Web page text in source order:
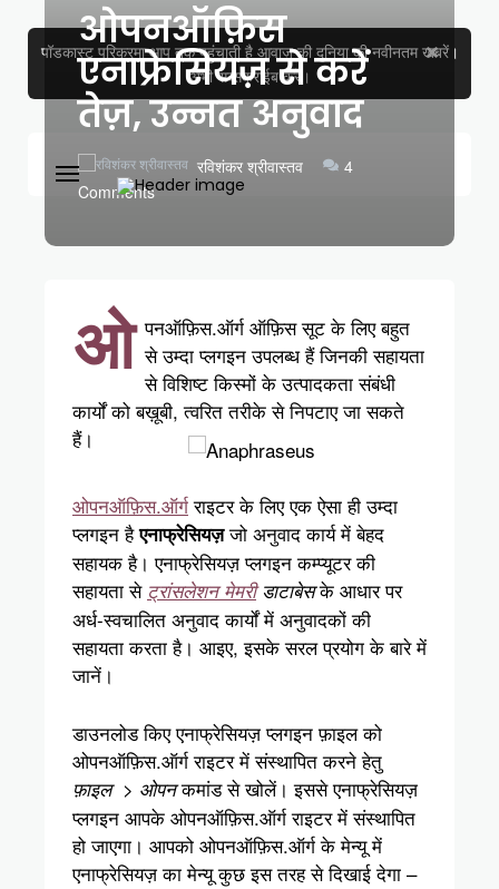
पॉडकास्ट परिक्रमा आप तक पहुंचाती है आवाज़ की दुनिया की नवीनतम खबरें।
अभी सब्सक्राईब करें।
ओपनऑफ़िस
एनाफ्रेसियज़ से करें
तेज़, उन्नत अनुवाद
रविशंकर श्रीवास्तव
4
Comments
ओ पनऑफ़िस.ऑर्ग ऑफ़िस सूट के लिए बहुत
से उम्दा प्लगइन उपलब्ध हैं जिनकी सहायता
से विशिष्ट किस्मों के उत्पादकता संबंधी
कार्यों को बख़ूबी, त्वरित तरीके से निपटाए जा सकते
हैं।
ओपनऑफ़िस.ऑर्गराइटर के लिए एक ऐसा ही उम्दा
प्लगइन हैएनाफ्रेसियज़जो अनुवाद कार्य में बेहद
सहायक है। एनाफ्रेसियज़ प्लगइन कम्प्यूटर की
सहायता से ट्रांसलेशन मेमरीडाटाबेसके आधार पर
अर्ध-स्वचालित अनुवाद कार्यों में अनुवादकों की
सहायता करता है। आइए, इसके सरल प्रयोग के बारे में
जानें।
डाउनलोड किए एनाफ्रेसियज़ प्लगइन फ़ाइल को
ओपनऑफ़िस.ऑर्ग राइटर में संस्थापित करने हेतु
फ़ाइल > ओपनकमांड से खोलें। इससे एनाफ्रेसियज़
प्लगइन आपके ओपनऑफ़िस.ऑर्ग राइटर में संस्थापित
हो जाएगा। आपको ओपनऑफ़िस.ऑर्ग के मेन्यू में
एनाफ्रेसियज़ का मेन्यू कुछ इस तरह से दिखाई देगा –